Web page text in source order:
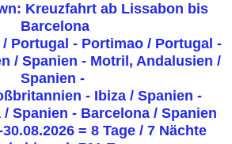
Kreuzfahrt ab Lissabon bis
Barcelona
Portugal - Portimao / Portugal -
/ Spanien - Motril, Andalusien /
Spanien -
- Ibiza / Spanien -
/ Spanien - Barcelona / Spanien
= 8 Tage / 7 Nächte